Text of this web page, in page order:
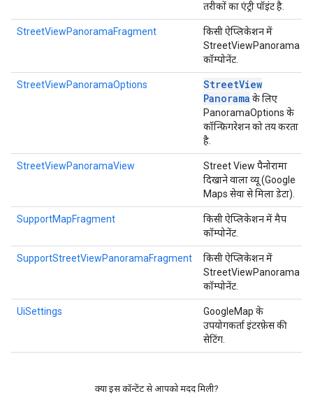
तरीकों का एंट्री पॉइंट है.
StreetViewPanoramaFragment
किसी ऐप्लिकेशन में
StreetViewPanorama
कॉम्पोनेंट.
StreetViewPanoramaOptions StreetView
Panorama के लिए
PanoramaOptions के
कॉन्फ़िगरेशन को तय करता
है.
StreetViewPanoramaView
Street View पैनोरामा
दिखाने वाला व्यू (Google
Maps सेवा से मिला डेटा).
SupportMapFragment
किसी ऐप्लिकेशन में मैप
कॉम्पोनेंट.
SupportStreetViewPanoramaFragment
किसी ऐप्लिकेशन में
StreetViewPanorama
कॉम्पोनेंट.
UiSettings
GoogleMap के
उपयोगकर्ता इंटरफ़ेस की
सेटिंग.
क्या इस कॉन्टेंट से आपको मदद मिली?